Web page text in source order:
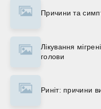
Причини та
Лікування
голови
Риніт: причини